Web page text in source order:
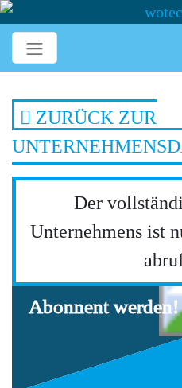
ZURÜCK ZUR
Der
Unternehmens ist
Abonnent werden!